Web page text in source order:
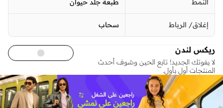
النمط طبعة جلد حيوان
إغلاق/ الرباط سحاب
ريكس لندن
لا يفوتك الجديد! تابع الحين وشوف أحدث
المنتجات أول بأول.